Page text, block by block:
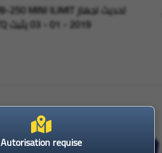
2019 - 01 - 03 يثبث BEOUTQ
StarSat
Autorisation requise